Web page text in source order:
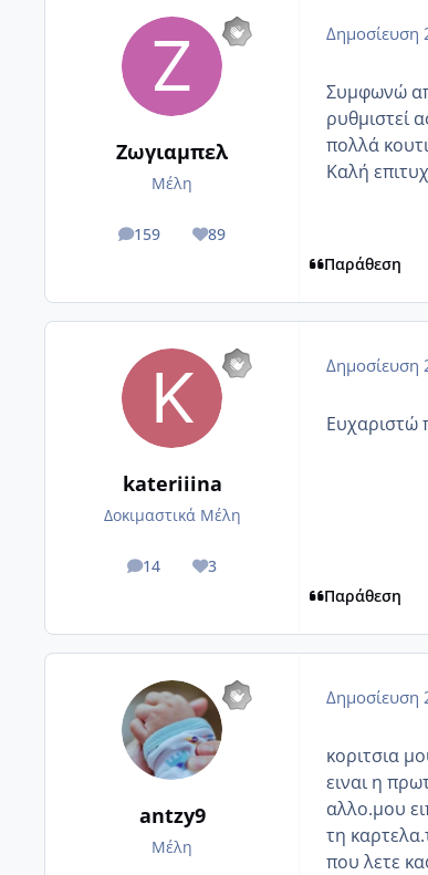
Ζωγιαμπελ
Μέλη
159
posts 89
Reputation
Δημοσίευση
Συμφωνώ
ρυθμιστεί
πολλά
Καλή
Παράθεση
kateriiina
Δοκιμαστικά Μέλη
14
posts 3
Reputation
Δημοσίευση
Ευχαριστώ
Παράθεση
antzy9
Μέλη
Δημοσίευση
κοριτσια
ειναι η
αλλο.μου
τη
που λετε